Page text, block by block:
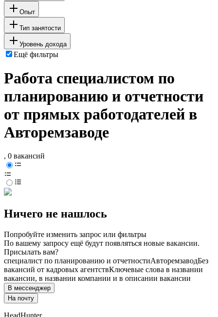
Опыт
Тип занятости
Уровень дохода
Ещё фильтры
Работа специалистом по
планированию и отчетности
от прямых работодателей в
Авторемзаводе
, 0 вакансий
Ничего не нашлось
Попробуйте изменить запрос или фильтры
По вашему запросу ещё будут появляться новые вакансии.
Присылать вам?
специалист по планированию и отчетностиАвторемзаводБез
вакансий от кадровых агентствКлючевые слова в названии
вакансии, в названии компании и в описании вакансии
В мессенджер
На почту